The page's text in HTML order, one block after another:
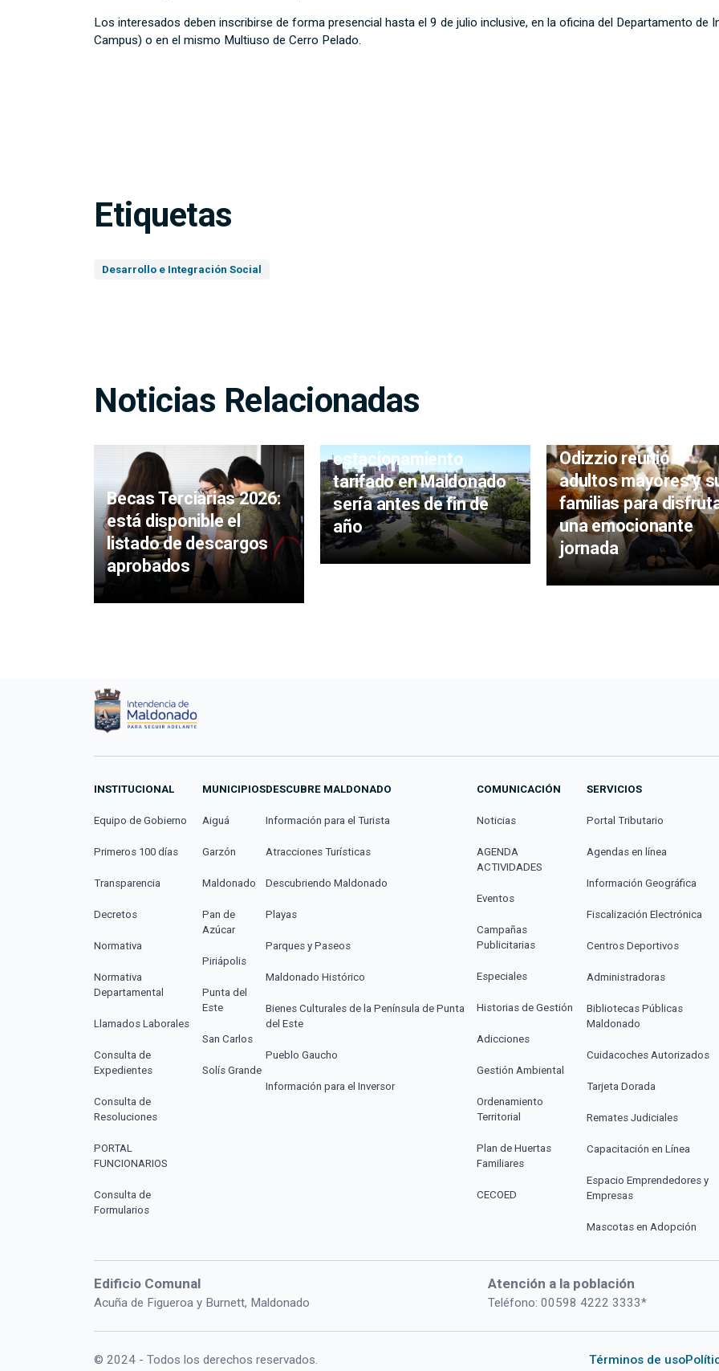
Los interesados deben inscribirse de forma presencial hasta el 9 de julio inclusive, en la oficina del Departamento de
Campus) o en el mismo Multiuso de Cerro Pelado.
Etiquetas
Desarrollo e Integración Social
Noticias Relacionadas
Becas Terciarias 2026:
está disponible el
listado de descargos
aprobados
estacionamiento
tarifado en Maldonado
sería antes de fin de
año
Odizzio reunió a
adultos mayores y
familias para
una emocionante
jornada
INSTITUCIONAL
Equipo de Gobierno
Primeros 100 días
Transparencia
Decretos
Normativa
Normativa
Departamental
Llamados Laborales
Consulta de
Expedientes
Consulta de
Resoluciones
PORTAL
FUNCIONARIOS
Consulta de
Formularios
MUNICIPIOS
Aiguá
Garzón
Maldonado
Pan de
Azúcar
Piriápolis
Punta del
Este
San Carlos
Solís Grande
DESCUBRE MALDONADO
Información para el Turista
Atracciones Turísticas
Descubriendo Maldonado
Playas
Parques y Paseos
Maldonado Histórico
Bienes Culturales de la Península de Punta
del Este
Pueblo Gaucho
Información para el Inversor
COMUNICACIÓN
Noticias
AGENDA
ACTIVIDADES
Eventos
Campañas
Publicitarias
Especiales
Historias de Gestión
Adicciones
Gestión Ambiental
Ordenamiento
Territorial
Plan de Huertas
Familiares
CECOED
SERVICIOS
Portal Tributario
Agendas en línea
Información Geográfica
Fiscalización Electrónica
Centros Deportivos
Administradoras
Bibliotecas Públicas
Maldonado
Cuidacoches Autorizados
Tarjeta Dorada
Remates Judiciales
Capacitación en Línea
Espacio Emprendedores y
Empresas
Mascotas en Adopción
Edificio Comunal
Acuña de Figueroa y Burnett, Maldonado
Atención a la población
Teléfono: 00598 4222 3333*
© 2024 - Todos los derechos reservados. Términos de uso